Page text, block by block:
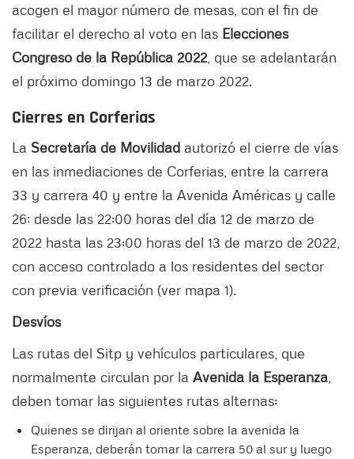
acogen el mayor número de mesas, con el fin de
facilitar el derecho al voto en las Elecciones
Congreso de la República 2022 , que se adelantarán
el próximo domingo 13 de marzo 2022.
Cierres en Corferias
La Secretaría de Movilidad autorizó el cierre de vías
en las inmediaciones de Corferias, entre la carrera
33 y carrera 40 y entre la Avenida Américas y calle
26; desde las 22:00 horas del día 12 de marzo de
2022 hasta las 23:00 horas del 13 de marzo de 2022,
con acceso controlado a los residentes del sector
con previa verificación (ver mapa 1).
Desvíos
Las rutas del Sitp y vehículos particulares, que
normalmente circulan por la Avenida la Esperanza
deben tomar las siguientes rutas alternas:
Quienes se dirijan al oriente sobre la avenida la
Esperanza, deberán tomar la carrera 50 al sur y luego